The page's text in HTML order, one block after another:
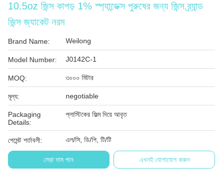
10.5oz জিন্স কাপড় 1% স্প্যান্ডেক্স পুরুষের জন্য জিন্স ব্র্যান্ড
জিন্স জ্যাকেট নরম
Brand Name: Weilong
Model Number: J0142C-1
MOQ: ৩০০০ মিটার
মূল্য: negotiable
Packaging
Details:
প্লাস্টিকের ফিল্ম দিয়ে আবৃত
পেমেন্ট শর্তাবলী: এল/সি, ডি/পি, টি/টি
সেরা দাম পান এখনই যোগাযোগ করুন